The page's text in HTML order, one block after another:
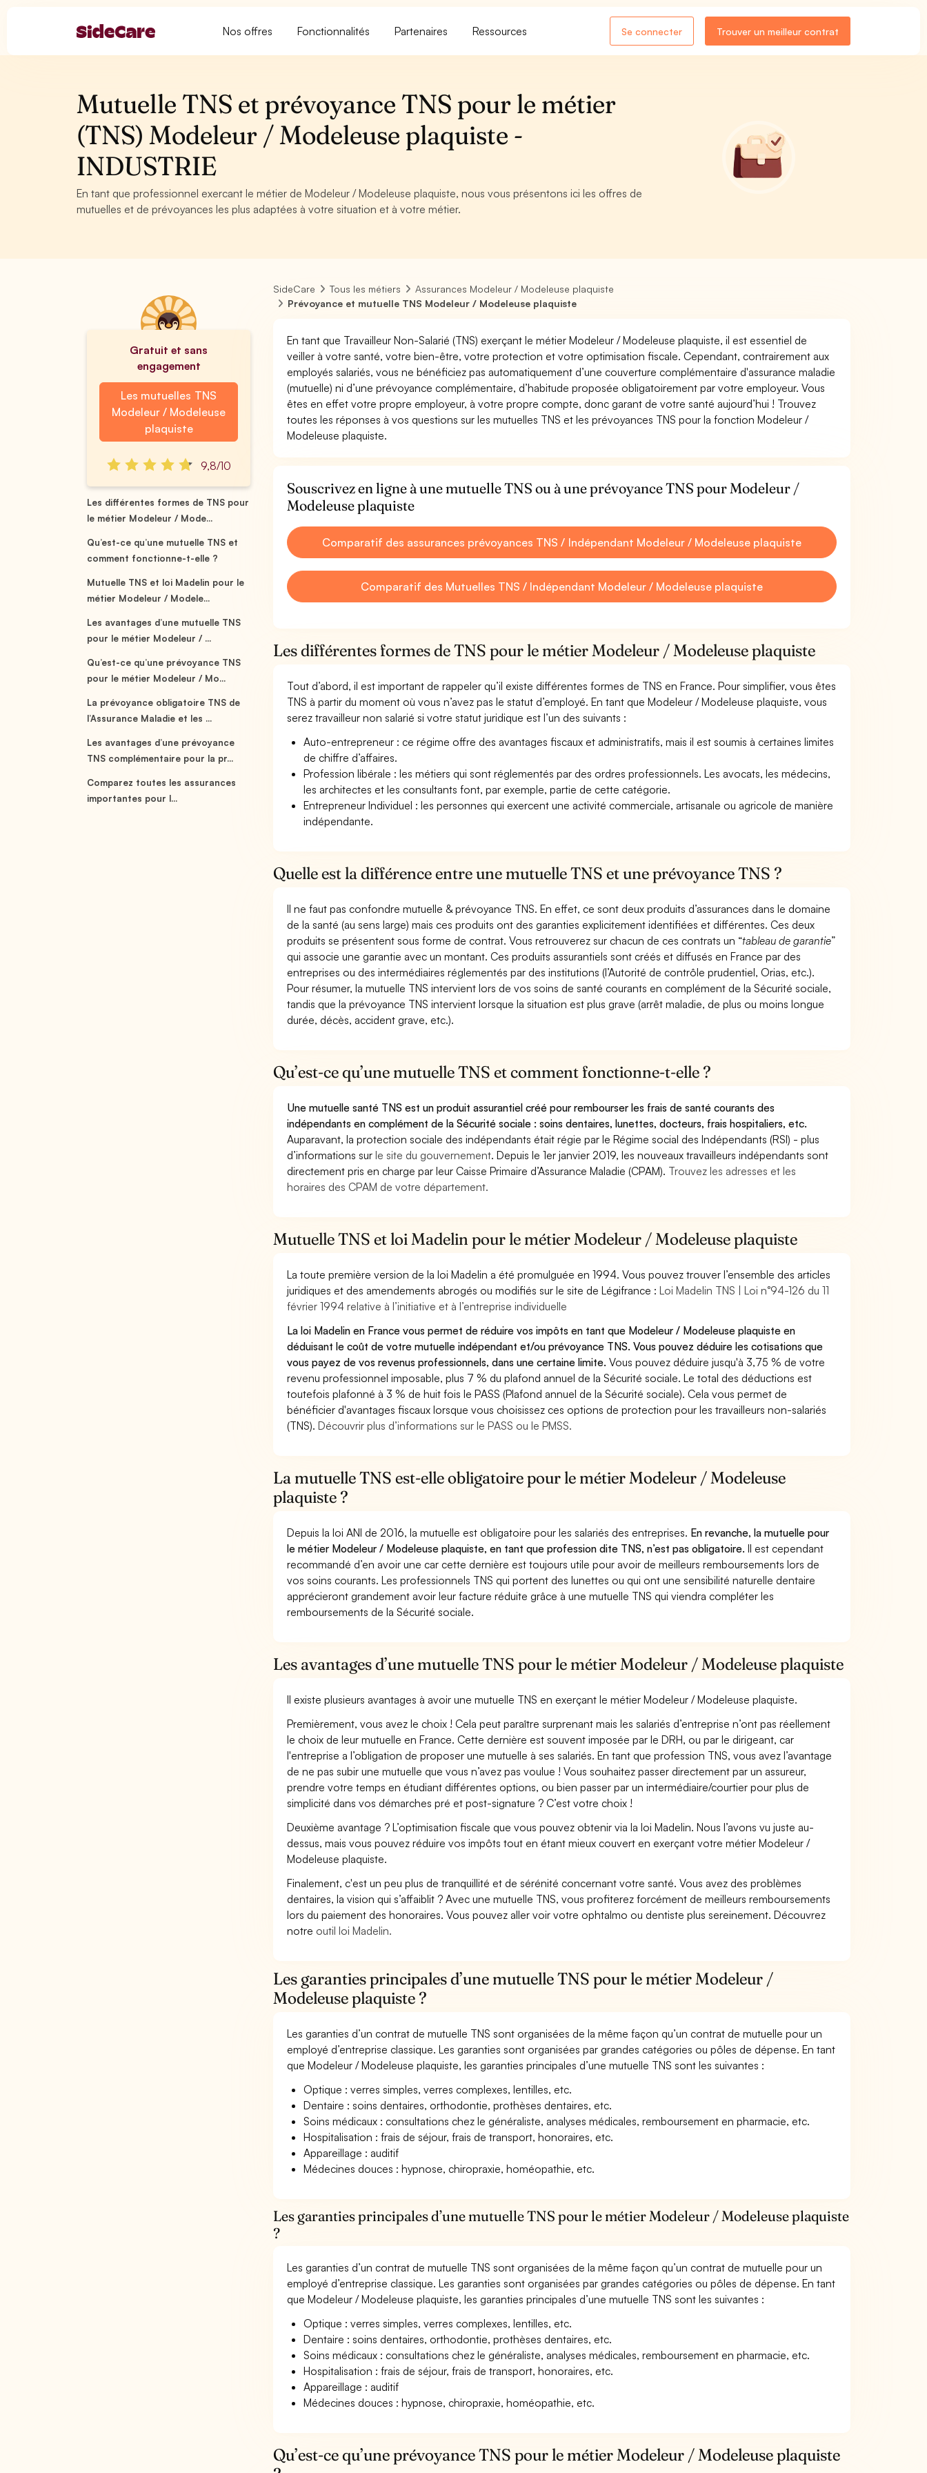
Nos offres Fonctionnalités Partenaires Ressources Se connecter Trouver un meilleur contrat
Mutuelle TNS et prévoyance TNS pour le métier
(TNS) Modeleur / Modeleuse plaquiste -
INDUSTRIE
En tant que professionnel exercant le métier de Modeleur / Modeleuse plaquiste, nous vous présentons ici les offres de
mutuelles et de prévoyances les plus adaptées à votre situation et à votre métier.
Gratuit et sans
engagement
Les mutuelles TNS
Modeleur / Modeleuse
plaquiste
9,8/10
Les différentes formes de TNS pour
le métier Modeleur / Mode...
Qu’est-ce qu’une mutuelle TNS et
comment fonctionne-t-elle ?
Mutuelle TNS et loi Madelin pour le
métier Modeleur / Modele...
Les avantages d’une mutuelle TNS
pour le métier Modeleur / ...
Qu’est-ce qu’une prévoyance TNS
pour le métier Modeleur / Mo...
La prévoyance obligatoire TNS de
l’Assurance Maladie et les ...
Les avantages d’une prévoyance
TNS complémentaire pour la pr...
Comparez toutes les assurances
importantes pour l...
SideCare Tous les métiers
Assurances Modeleur / Modeleuse plaquiste
Prévoyance et mutuelle TNS Modeleur / Modeleuse plaquiste
En tant que Travailleur Non-Salarié (TNS) exerçant le métier Modeleur / Modeleuse plaquiste, il est essentiel de
veiller à votre santé, votre bien-être, votre protection et votre optimisation fiscale. Cependant, contrairement aux
employés salariés, vous ne bénéficiez pas automatiquement d’une couverture complémentaire d'assurance maladie
(mutuelle) ni d’une prévoyance complémentaire, d’habitude proposée obligatoirement par votre employeur. Vous
êtes en effet votre propre employeur, à votre propre compte, donc garant de votre santé aujourd’hui ! Trouvez
toutes les réponses à vos questions sur les mutuelles TNS et les prévoyances TNS pour la fonction Modeleur /
Modeleuse plaquiste.
Souscrivez en ligne à une mutuelle TNS ou à une prévoyance TNS pour Modeleur /
Modeleuse plaquiste
Comparatif des assurances prévoyances TNS / Indépendant Modeleur / Modeleuse plaquiste
Comparatif des Mutuelles TNS / Indépendant Modeleur / Modeleuse plaquiste
Les différentes formes de TNS pour le métier Modeleur / Modeleuse plaquiste
Tout d’abord, il est important de rappeler qu’il existe différentes formes de TNS en France. Pour simplifier, vous êtes
TNS à partir du moment où vous n’avez pas le statut d’employé. En tant que Modeleur / Modeleuse plaquiste, vous
serez travailleur non salarié si votre statut juridique est l’un des suivants :
Auto-entrepreneur : ce régime offre des avantages fiscaux et administratifs, mais il est soumis à certaines limites
de chiffre d’affaires.
Profession libérale : les métiers qui sont réglementés par des ordres professionnels. Les avocats, les médecins,
les architectes et les consultants font, par exemple, partie de cette catégorie.
Entrepreneur Individuel : les personnes qui exercent une activité commerciale, artisanale ou agricole de manière
indépendante.
Quelle est la différence entre une mutuelle TNS et une prévoyance TNS ?
Il ne faut pas confondre mutuelle & prévoyance TNS. En effet, ce sont deux produits d’assurances dans le domaine
de la santé (au sens large) mais ces produits ont des garanties explicitement identifiées et différentes. Ces deux
produits se présentent sous forme de contrat. Vous retrouverez sur chacun de ces contrats un “tableau de garantie”
qui associe une garantie avec un montant. Ces produits assurantiels sont créés et diffusés en France par des
entreprises ou des intermédiaires réglementés par des institutions (l’Autorité de contrôle prudentiel, Orias, etc.).
Pour résumer, la mutuelle TNS intervient lors de vos soins de santé courants en complément de la Sécurité sociale,
tandis que la prévoyance TNS intervient lorsque la situation est plus grave (arrêt maladie, de plus ou moins longue
durée, décès, accident grave, etc.).
Qu’est-ce qu’une mutuelle TNS et comment fonctionne-t-elle ?
Une mutuelle santé TNS est un produit assurantiel créé pour rembourser les frais de santé courants des
indépendants en complément de la Sécurité sociale : soins dentaires, lunettes, docteurs, frais hospitaliers, etc.
Auparavant, la protection sociale des indépendants était régie par le Régime social des Indépendants (RSI) - plus
d’informations surle site du gouvernement. Depuis le 1er janvier 2019, les nouveaux travailleurs indépendants sont
directement pris en charge par leur Caisse Primaire d’Assurance Maladie (CPAM). Trouvez les adresses et les
horaires des CPAM de votre département.
Mutuelle TNS et loi Madelin pour le métier Modeleur / Modeleuse plaquiste
La toute première version de la loi Madelin a été promulguée en 1994. Vous pouvez trouver l’ensemble des articles
juridiques et des amendements abrogés ou modifiés sur le site de Légifrance :Loi Madelin TNS | Loi n°94-126 du 11
février 1994 relative à l’initiative et à l’entreprise individuelle
La loi Madelin en France vous permet de réduire vos impôts en tant que Modeleur / Modeleuse plaquiste en
déduisant le coût de votre mutuelle indépendant et/ou prévoyance TNS. Vous pouvez déduire les cotisations que
vous payez de vos revenus professionnels, dans une certaine limite.Vous pouvez déduire jusqu'à 3,75 % de votre
revenu professionnel imposable, plus 7 % du plafond annuel de la Sécurité sociale. Le total des déductions est
toutefois plafonné à 3 % de huit fois le PASS (Plafond annuel de la Sécurité sociale). Cela vous permet de
bénéficier d'avantages fiscaux lorsque vous choisissez ces options de protection pour les travailleurs non-salariés
(TNS).Découvrir plus d’informations sur le PASS ou le PMSS.
La mutuelle TNS est-elle obligatoire pour le métier Modeleur / Modeleuse
plaquiste ?
Depuis la loi ANI de 2016, la mutuelle est obligatoire pour les salariés des entreprises. En revanche, la mutuelle pour
le métier Modeleur / Modeleuse plaquiste, en tant que profession dite TNS, n’est pas obligatoire.Il est cependant
recommandé d’en avoir une car cette dernière est toujours utile pour avoir de meilleurs remboursements lors de
vos soins courants. Les professionnels TNS qui portent des lunettes ou qui ont une sensibilité naturelle dentaire
apprécieront grandement avoir leur facture réduite grâce à une mutuelle TNS qui viendra compléter les
remboursements de la Sécurité sociale.
Les avantages d’une mutuelle TNS pour le métier Modeleur / Modeleuse plaquiste
Il existe plusieurs avantages à avoir une mutuelle TNS en exerçant le métier Modeleur / Modeleuse plaquiste.
Premièrement, vous avez le choix ! Cela peut paraître surprenant mais les salariés d’entreprise n’ont pas réellement
le choix de leur mutuelle en France. Cette dernière est souvent imposée par le DRH, ou par le dirigeant, car
l'entreprise a l’obligation de proposer une mutuelle à ses salariés. En tant que profession TNS, vous avez l’avantage
de ne pas subir une mutuelle que vous n’avez pas voulue ! Vous souhaitez passer directement par un assureur,
prendre votre temps en étudiant différentes options, ou bien passer par un intermédiaire/courtier pour plus de
simplicité dans vos démarches pré et post-signature ? C’est votre choix !
Deuxième avantage ? L’optimisation fiscale que vous pouvez obtenir via la loi Madelin. Nous l’avons vu juste au-
dessus, mais vous pouvez réduire vos impôts tout en étant mieux couvert en exerçant votre métier Modeleur /
Modeleuse plaquiste.
Finalement, c'est un peu plus de tranquillité et de sérénité concernant votre santé. Vous avez des problèmes
dentaires, la vision qui s’affaiblit ? Avec une mutuelle TNS, vous profiterez forcément de meilleurs remboursements
lors du paiement des honoraires. Vous pouvez aller voir votre ophtalmo ou dentiste plus sereinement. Découvrez
notre outil loi Madelin.
Les garanties principales d’une mutuelle TNS pour le métier Modeleur /
Modeleuse plaquiste ?
Les garanties d’un contrat de mutuelle TNS sont organisées de la même façon qu’un contrat de mutuelle pour un
employé d’entreprise classique. Les garanties sont organisées par grandes catégories ou pôles de dépense. En tant
que Modeleur / Modeleuse plaquiste, les garanties principales d’une mutuelle TNS sont les suivantes :
Optique : verres simples, verres complexes, lentilles, etc.
Dentaire : soins dentaires, orthodontie, prothèses dentaires, etc.
Soins médicaux : consultations chez le généraliste, analyses médicales, remboursement en pharmacie, etc.
Hospitalisation : frais de séjour, frais de transport, honoraires, etc.
Appareillage : auditif
Médecines douces : hypnose, chiropraxie, homéopathie, etc.
Les garanties principales d’une mutuelle TNS pour le métier Modeleur / Modeleuse plaquiste
?
Les garanties d’un contrat de mutuelle TNS sont organisées de la même façon qu’un contrat de mutuelle pour un
employé d’entreprise classique. Les garanties sont organisées par grandes catégories ou pôles de dépense. En tant
que Modeleur / Modeleuse plaquiste, les garanties principales d’une mutuelle TNS sont les suivantes :
Optique : verres simples, verres complexes, lentilles, etc.
Dentaire : soins dentaires, orthodontie, prothèses dentaires, etc.
Soins médicaux : consultations chez le généraliste, analyses médicales, remboursement en pharmacie, etc.
Hospitalisation : frais de séjour, frais de transport, honoraires, etc.
Appareillage : auditif
Médecines douces : hypnose, chiropraxie, homéopathie, etc.
Qu’est-ce qu’une prévoyance TNS pour le métier Modeleur / Modeleuse plaquiste